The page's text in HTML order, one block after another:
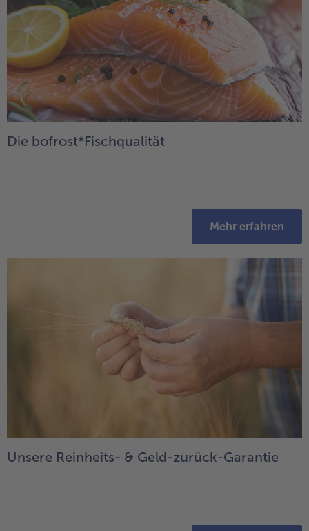
Die bofrost*Fischqualität
Mehr erfahren
Unsere Reinheits- & Geld-zurück-Garantie